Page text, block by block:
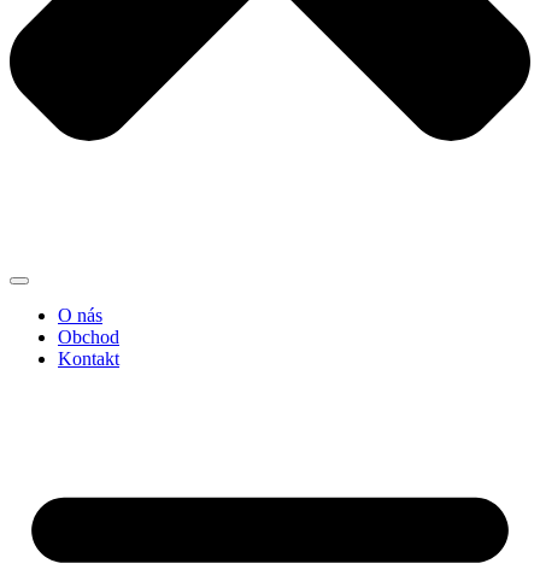
O nás
Obchod
Kontakt